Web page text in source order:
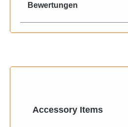
Bewertungen
Produktgalerie überspringen
Accessory Items